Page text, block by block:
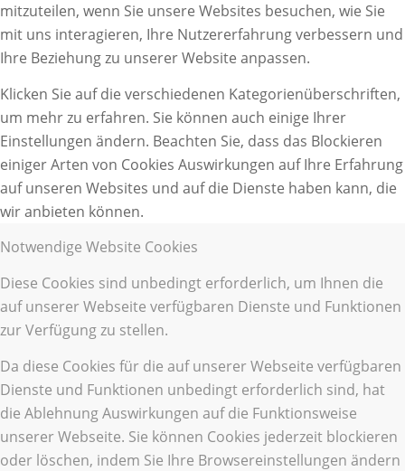
mitzuteilen, wenn Sie unsere Websites besuchen, wie Sie
mit uns interagieren, Ihre Nutzererfahrung verbessern und
Ihre Beziehung zu unserer Website anpassen.
Klicken Sie auf die verschiedenen Kategorienüberschriften,
um mehr zu erfahren. Sie können auch einige Ihrer
Einstellungen ändern. Beachten Sie, dass das Blockieren
einiger Arten von Cookies Auswirkungen auf Ihre Erfahrung
auf unseren Websites und auf die Dienste haben kann, die
wir anbieten können.
Notwendige Website Cookies
Diese Cookies sind unbedingt erforderlich, um Ihnen die
auf unserer Webseite verfügbaren Dienste und Funktionen
zur Verfügung zu stellen.
Da diese Cookies für die auf unserer Webseite verfügbaren
Dienste und Funktionen unbedingt erforderlich sind, hat
die Ablehnung Auswirkungen auf die Funktionsweise
unserer Webseite. Sie können Cookies jederzeit blockieren
oder löschen, indem Sie Ihre Browsereinstellungen ändern